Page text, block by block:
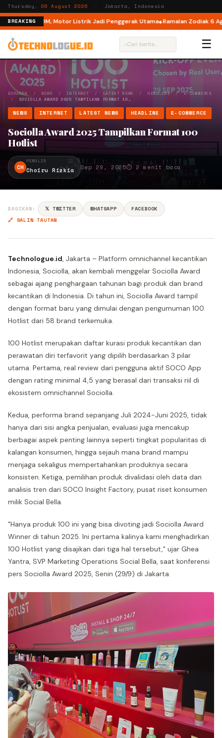
Thursday,06 August 2026 · Jakarta, Indonesia
BREAKING
di M6 DM, Motor Listrik Jadi Penggerak Utama Ramalan Zodiak 6
⌕ ☰
BERANDA / NEWS / INTERNET / LATEST NEWS /HEADLINE/E-COMMERCE
/ SOCIOLLA AWARD 2025 TAMPILKAN FORMAT 10…
NEWS INTERNET LATEST NEWS HEADLINE E-COMMERCE
Sociolla Award 2025 Tampilkan Format 100
Hotlist
CH
PENULIS
Choiru Rizkia Sep 29, 2025⏱ 2 menit baca
BAGIKAN: 𝕏 TWITTER WHATSAPP
FACEBOOK
🔗 SALIN TAUTAN
Technologue.id, Jakarta – Platform omnichannel kecantikan
Indonesia, Sociolla, akan kembali menggelar Sociolla Award
sebagai ajang penghargaan tahunan bagi produk dan brand
kecantikan di Indonesia. Di tahun ini, Sociolla Award tampil
dengan format baru yang dimulai dengan pengumuman 100
Hotlist dari 58 brand terkemuka.
100 Hotlist merupakan daftar kurasi produk kecantikan dan
perawatan diri terfavorit yang dipilih berdasarkan 3 pilar
utama. Pertama, real review dari pengguna aktif SOCO App
dengan rating minimal 4,5 yang berasal dari transaksi riil di
ekosistem omnichannel Sociolla.
Kedua, performa brand sepanjang Juli 2024-Juni 2025, tidak
hanya dari sisi angka penjualan, evaluasi juga mencakup
berbagai aspek penting lainnya seperti tingkat popularitas di
kalangan konsumen, hingga sejauh mana brand mampu
menjaga sekaligus mempertahankan produknya secara
konsisten. Ketiga, pemilihan produk divalidasi oleh data dan
analisis tren dari SOCO Insight Factory, pusat riset konsumen
milik Social Bella.
"Hanya produk 100 ini yang bisa divoting jadi Sociolla Award
Winner di tahun 2025. Ini pertama kalinya kami menghadirkan
100 Hotlist yang disajikan dari tiga hal tersebut," ujar Ghea
Yantra, SVP Marketing Operations Social Bella, saat konferensi
pers Sociolla Award 2025, Senin (29/9) di Jakarta.